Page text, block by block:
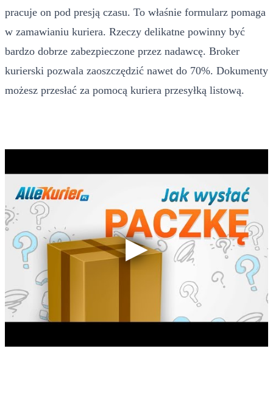
pracuje on pod presją czasu. To właśnie formularz pomaga
w zamawianiu kuriera. Rzeczy delikatne powinny być
bardzo dobrze zabezpieczone przez nadawcę. Broker
kurierski pozwala zaoszczędzić nawet do 70%. Dokumenty
możesz przesłać za pomocą kuriera przesyłką listową.